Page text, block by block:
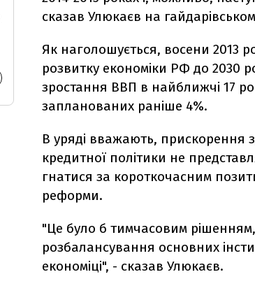
сказав Улюкаєв на
Як наголошується, восени 2013
розвитку економіки РФ до 2030
зростання ВВП в найближчі 17
запланованих раніше 4%.
В уряді вважають, прискорення
кредитної політики не
гнатися за короткочасним
реформи.
"Це було б тимчасовим
розбалансування основних
економіці", - сказав Улюкаєв.